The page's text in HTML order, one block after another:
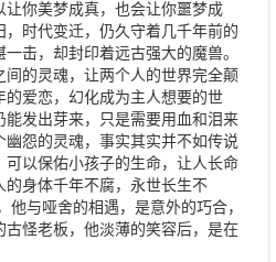
你美梦成真，也会让你噩梦成
时代变迁，仍久守着几千年前的
击，却封印着远古强大的魔兽。
的灵魂，让两个人的世界完全颠
爱恋，幻化成为主人想要的世
发出芽来，只是需要用血和泪来
怨的灵魂，事实其实并不如传说
以保佑小孩子的生命，让人长命
身体千年不腐，永世长生不
与哑舍的相遇，是意外的巧合，
怪老板，他淡薄的笑容后，是在